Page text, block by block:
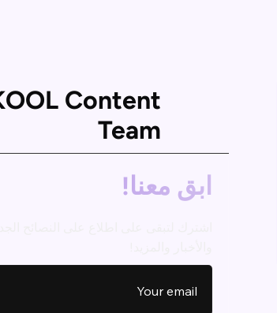
Content
Team
ابق معنا!